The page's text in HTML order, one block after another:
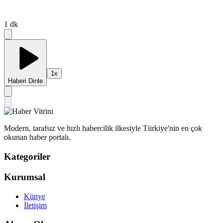
1 dk
Haberi Dinle
1x
Modern, tarafsız ve hızlı habercilik ilkesiyle Türkiye'nin en çok
okunan haber portalı.
Kategoriler
Kurumsal
Künye
İletişim